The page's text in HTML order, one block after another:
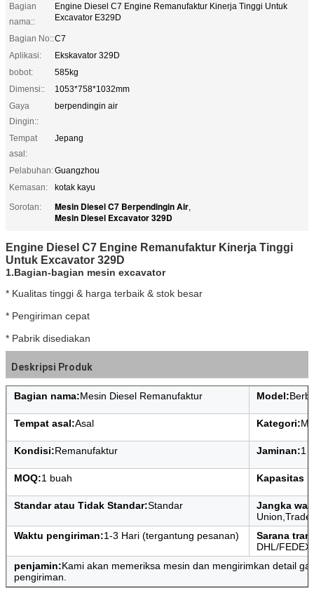
Bagian
nama::
Engine Diesel C7 Engine Remanufaktur Kinerja Tinggi Untuk
Excavator E329D
Bagian No::C7
Aplikasi:
Ekskavator 329D
bobot:
585kg
Dimensi::
1053*758*1032mm
Gaya
Dingin::
berpendingin air
Tempat
asal:
Jepang
Pelabuhan:Guangzhou
Kemasan:
kotak kayu
Sorotan:
Mesin Diesel C7 Berpendingin Air,
Mesin Diesel Excavator 329D
Engine Diesel C7 Engine Remanufaktur Kinerja Tinggi
Untuk Excavator 329D
1.Bagian-bagian mesin excavator
* Kualitas tinggi & harga terbaik & stok besar
* Pengiriman cepat
* Pabrik disediakan
Deskripsi Produk
Bagian nama:Mesin Diesel Remanufaktur Model:
Tempat asal:Asal Kategori:
Kondisi:Remanufaktur Jaminan:1
MOQ:1 buah Kapasitas
Standar atau Tidak Standar:Standar
Jangka
Waktu pengiriman:1-3 Hari (tergantung pesanan)
Sarana
DHL/
penjamin:Kami akan memeriksa mesin dan mengirimkan detail
pengiriman.